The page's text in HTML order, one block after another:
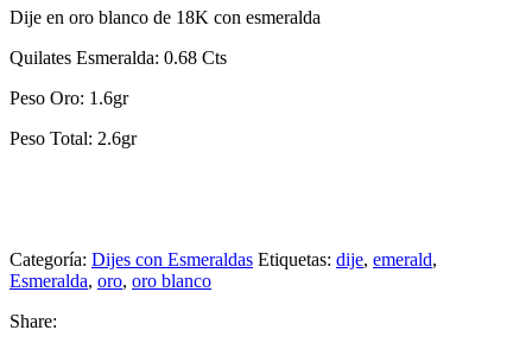
Dije en oro blanco de 18K con esmeralda
Quilates Esmeralda: 0.68 Cts
Peso Oro: 1.6gr
Peso Total: 2.6gr
Categoría: Dijes con Esmeraldas Etiquetas: dije, emerald,
Esmeralda, oro, oro blanco
Share: